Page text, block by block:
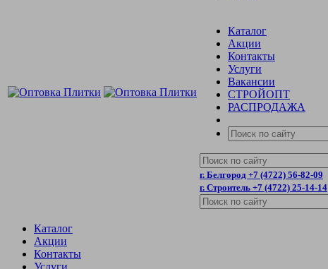
Каталог
Акции
Контакты
Услуги
Вакансии
СТРОЙОПТ
РАСПРОДАЖА
г. Белгород +7 (4722) 56-82-09
г. Строитель +7 (4722) 25-14-14
Каталог
Акции
Контакты
Услуги